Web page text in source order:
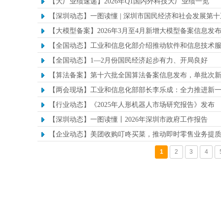
【深圳动态】一图读懂 | 深圳市国民经济和社会发展第
【大模型备案】2026年3月至4月新增大模型备案信息发布
【全国动态】工业和信息化部介绍推动软件和信息技术
【全国动态】1—2月份国民经济起步有力、开局良好
【算法备案】第十六批全国算法备案信息发布，单批次
【两会现场】工业和信息化部部长李乐成：全力推进新
【行业动态】《2025年人形机器人市场研究报告》发布
【深圳动态】一图读懂丨2026年深圳市政府工作报告
【企业动态】美团收购叮咚买菜，推动即时零售业务提
1 2 3 4